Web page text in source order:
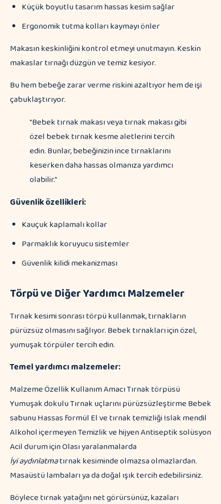
Küçük boyutlu tasarım hassas kesim sağlar
Ergonomik tutma kolları kaymayı önler
Makasın keskinliğini kontrol etmeyi unutmayın. Keskin
makaslar tırnağı düzgün ve temiz kesiyor.
Bu hem bebeğe zarar verme riskini azaltıyor hem de işi
çabuklaştırıyor.
"Bebek tırnak makası veya tırnak makası gibi
özel bebek tırnak kesme aletlerini tercih
edin. Bunlar, bebeğinizin ince tırnaklarını
keserken daha hassas olmanıza yardımcı
olabilir."
Güvenlik özellikleri:
Kauçuk kaplamalı kollar
Parmaklık koruyucu sistemler
Güvenlik kilidi mekanizması
Törpü ve Diğer Yardımcı Malzemeler
Tırnak kesimi sonrası törpü kullanmak, tırnakların
pürüzsüz olmasını sağlıyor. Bebek tırnakları için özel,
yumuşak törpüler tercih edin.
Temel yardımcı malzemeler:
Malzeme Özellik Kullanım Amacı Tırnak törpüsü
Yumuşak dokulu Tırnak uçlarını pürüzsüzleştirme Bebek
sabunu Hassas formül El ve tırnak temizliği Islak mendil
Alkohol içermeyen Temizlik ve hijyen Antiseptik solüsyon
Acil durum için Olası yaralanmalarda
İyi aydınlatmatırnak kesiminde olmazsa olmazlardan.
Masaüstü lambaları ya da doğal ışık tercih edebilirsiniz.
Böylece tırnak yatağını net görürsünüz, kazaları